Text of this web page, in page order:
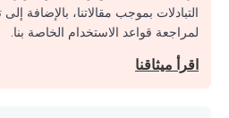
التبادلات بموجب مقالاتنا، بالإضافة
لمراجعة قواعد الاستخدام الخاصة بنا.
اقرأ ميثاقنا